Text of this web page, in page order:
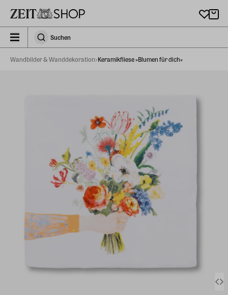
zeit_storefront.components.search.collapsed
SuchenSuchen
Wandbilder & Wanddekoration Keramikfliese »Blumen für dich«